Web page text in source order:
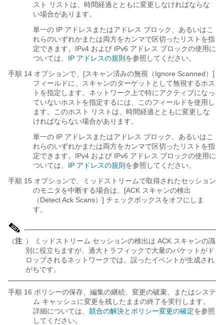
スト リストは、時間経過とともに変更しなければならな
い場合があります。
単一の IP アドレスまたはアドレス ブロック、あるいはこ
れらのいずれかまたは両方をカンマで区切ったリストを指
定できます。IPv4 および IPv6 アドレス ブロックの使用に
ついては、 IP アドレスの規則 を参照してください。
手順 14 オプションで、[スキャン済みの無視（Ignore Scanned）]
フィールドに、スキャンのターゲットとして無視するホス
トを指定します。ネットワーク上で特にアクティブになっ
ていないホストを指定するには、このフィールドを使用し
ます。このホスト リストは、時間経過とともに変更しな
ければならない場合があります。
単一の IP アドレスまたはアドレス ブロック、あるいはこ
れらのいずれかまたは両方をカンマで区切ったリストを指
定できます。IPv4 および IPv6 アドレス ブロックの使用に
ついては、 IP アドレスの規則 を参照してください。
手順 15 オプションで、ミッドストリームで取得されたセッション
のモニタを中断する場合は、[ACK スキャンの検出
（Detect Ack Scans）] チェックボックスをオフにしま
す。
（注 ） ミッドストリーム セッションの検出は ACK スキャンの識
別に役立ちますが、過大トラフィックで大量のパケットがド
ロップされるネットワークでは、誤ったイベントが生成され
がちです。
手順 16 ポリシーの保存、編集の継続、変更の破棄、またはシステ
ム キャッシュに変更を残したままの終了を実行します。
詳細については、 競合の解決とポリシー変更の確定を参照
してください。